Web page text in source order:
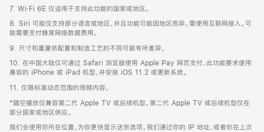
7. Wi‑Fi 6E 仅适用于支持此功能的国家或地区。
8. Siri 可能仅支持部分语言或地区，并且功能可能因地区而异。需使用互联网接入。可
能需要支付蜂窝网络数据费用。
9. 尺寸和重量依配置和制造工艺的不同可能有所差异。
10. 在中国大陆仅可通过 Safari 浏览器使用 Apple Pay 网页支付，此功能要求使用
兼容的 iPhone 或 iPad 机型，并安装 iOS 11.2 或更新系统。
11. 仅限标准动态范围的视频内容。
*隔空播放仅兼容第二代 Apple TV 或后续机型。第二代 Apple TV 或后续机型仅在
部分国家或地区供应。
我们会使用你所在位置，为你更快显示送货选项。我们通过你的 IP 地址，或者你在上次